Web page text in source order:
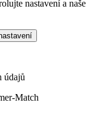
nastavení a naše
údajů
Match